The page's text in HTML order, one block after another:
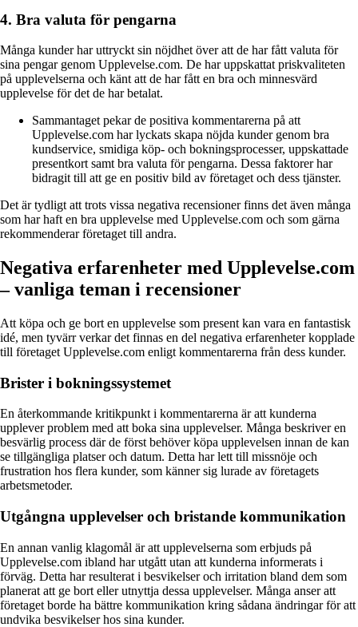
4. Bra valuta för pengarna
Många kunder har uttryckt sin nöjdhet över att de har fått valuta för
sina pengar genom Upplevelse.com. De har uppskattat priskvaliteten
på upplevelserna och känt att de har fått en bra och minnesvärd
upplevelse för det de har betalat.
Sammantaget pekar de positiva kommentarerna på att
Upplevelse.com har lyckats skapa nöjda kunder genom bra
kundservice, smidiga köp- och bokningsprocesser, uppskattade
presentkort samt bra valuta för pengarna. Dessa faktorer har
bidragit till att ge en positiv bild av företaget och dess tjänster.
Det är tydligt att trots vissa negativa recensioner finns det även många
som har haft en bra upplevelse med Upplevelse.com och som gärna
rekommenderar företaget till andra.
Negativa erfarenheter med Upplevelse.com
– vanliga teman i recensioner
Att köpa och ge bort en upplevelse som present kan vara en fantastisk
idé, men tyvärr verkar det finnas en del negativa erfarenheter kopplade
till företaget Upplevelse.com enligt kommentarerna från dess kunder.
Brister i bokningssystemet
En återkommande kritikpunkt i kommentarerna är att kunderna
upplever problem med att boka sina upplevelser. Många beskriver en
besvärlig process där de först behöver köpa upplevelsen innan de kan
se tillgängliga platser och datum. Detta har lett till missnöje och
frustration hos flera kunder, som känner sig lurade av företagets
arbetsmetoder.
Utgångna upplevelser och bristande kommunikation
En annan vanlig klagomål är att upplevelserna som erbjuds på
Upplevelse.com ibland har utgått utan att kunderna informerats i
förväg. Detta har resulterat i besvikelser och irritation bland dem som
planerat att ge bort eller utnyttja dessa upplevelser. Många anser att
företaget borde ha bättre kommunikation kring sådana ändringar för att
undvika besvikelser hos sina kunder.